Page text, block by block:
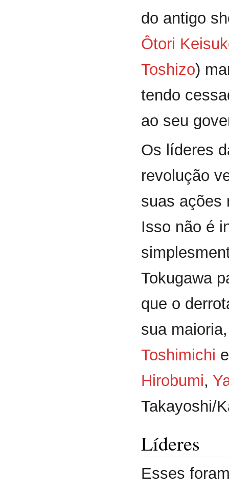
do antigo
Ôtori
Toshizo)
tendo
ao seu
Os líderes
revolução
suas ações
Isso não é
Tokugawa
que o
sua
Toshimichi
Hirobumi,
Takayoshi/
Líderes
Esses